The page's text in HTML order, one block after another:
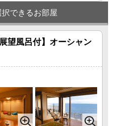
できるお部屋
望風呂付】オーシャン